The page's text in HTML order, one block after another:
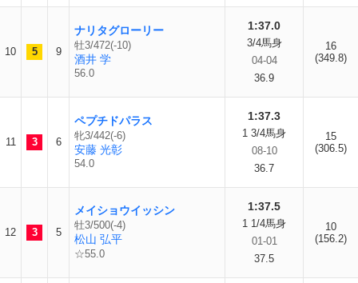
10 5 9
ナリタグローリー
牡3/472(-10)
酒井 学
56.0
1:37.0
3/4馬身
04-04
36.9
16
(349.8)
11 3 6
ペプチドパラス
牝3/442(-6)
安藤 光彰
54.0
1:37.3
1 3/4馬身
08-10
36.7
15
(306.5)
12 3 5
メイショウイッシン
牡3/500(-4)
松山 弘平
☆55.0
1:37.5
1 1/4馬身
01-01
37.5
10
(156.2)